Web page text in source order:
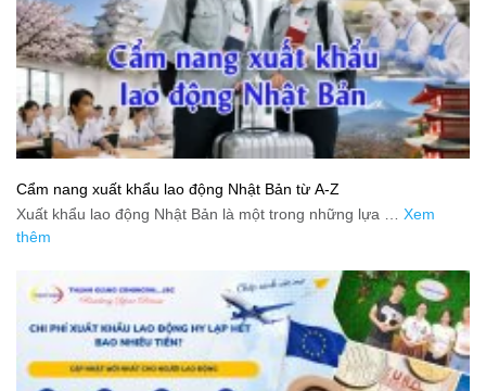
Cẩm nang xuất khẩu lao động Nhật Bản từ A-Z
Xuất khẩu lao động Nhật Bản là một trong những lựa … Xem
thêm